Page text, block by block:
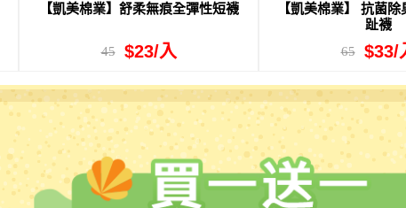
【凱美棉業】舒柔無痕全彈性短襪
45 $23/入
【凱美棉業】 抗菌
趾襪
65
$33/